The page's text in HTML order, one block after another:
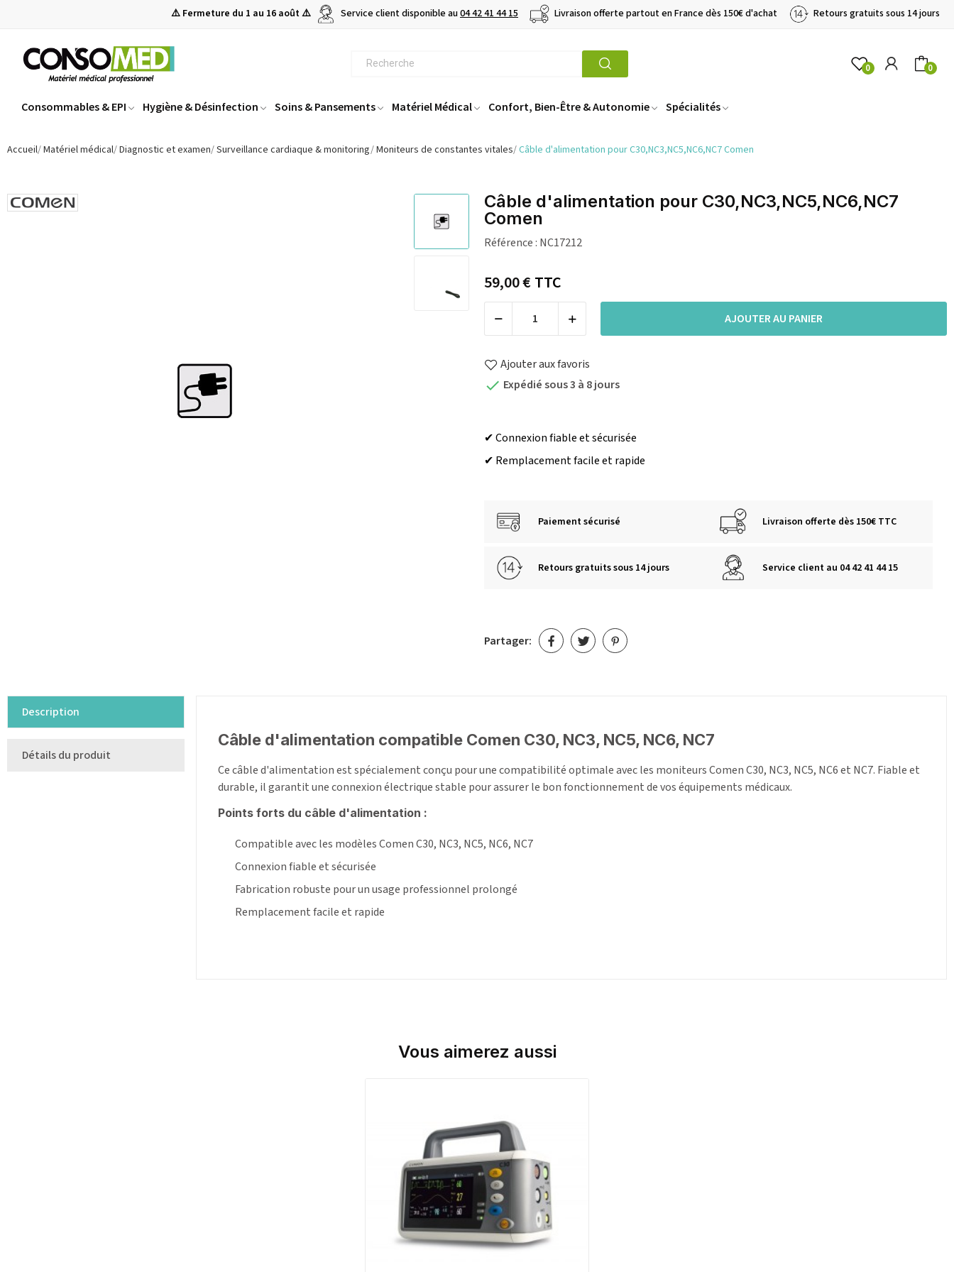
⚠️ Fermeture du 1 au 16 août ⚠️ Service client disponible au04 42 41 44 15 Livraison offerte partout en France dès 150€ d'achat Retours gratuits sous 14 jours
0 0
Consommables & EPI Hygiène & Désinfection Soins & Pansements Matériel Médical Confort, Bien-Être & Autonomie Spécialités
Accueil Matériel médical Diagnostic et examen Surveillance cardiaque & monitoring Moniteurs de constantes vitales Câble d'alimentation pour C30,NC3,NC5,NC6,NC7 Comen
Câble d'alimentation pour C30,NC3,NC5,NC6,NC7
Comen
Référence : NC17212
59,00 €TTC
AJOUTER AU PANIER
Ajouter aux favoris
 Expédié sous 3 à 8 jours
✔ Connexion fiable et sécurisée
✔ Remplacement facile et rapide
Paiement sécurisé Livraison offerte dès 150€ TTC
Retours gratuits sous 14 jours Service client au 04 42 41 44 15
Partager:
Description
Détails du produit
Câble d'alimentation compatible Comen C30, NC3, NC5, NC6, NC7
Ce câble d'alimentation est spécialement conçu pour une compatibilité optimale avec les moniteurs Comen C30, NC3, NC5, NC6 et NC7. Fiable et
durable, il garantit une connexion électrique stable pour assurer le bon fonctionnement de vos équipements médicaux.
Points forts du câble d'alimentation :
Compatible avec les modèles Comen C30, NC3, NC5, NC6, NC7
Connexion fiable et sécurisée
Fabrication robuste pour un usage professionnel prolongé
Remplacement facile et rapide
Vous aimerez aussi